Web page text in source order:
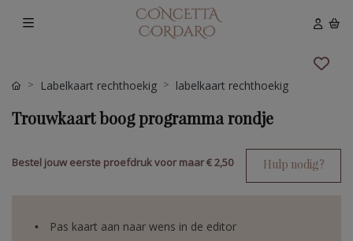
Labelkaart rechthoekig labelkaart rechthoekig
Trouwkaart boog programma rondje
Bestel jouw eerste proefdruk voor maar€ 2,50 Hulp nodig?
Pas kaart aan naar wens in de editor